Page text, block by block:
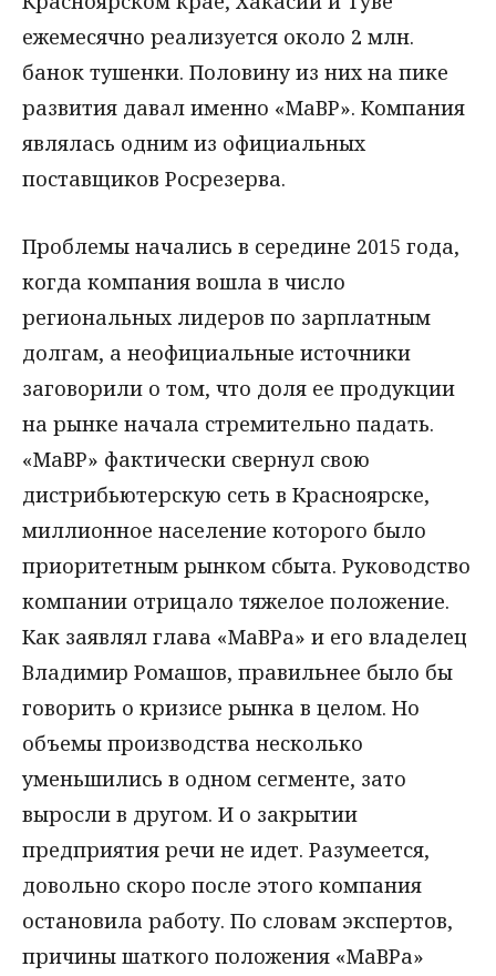
ежемесячно реализуется около 2 млн.
банок тушенки. Половину из них на пике
развития давал именно «МаВР». Компания
являлась одним из официальных
поставщиков Росрезерва.
Проблемы начались в середине 2015 года,
когда компания вошла в число
региональных лидеров по зарплатным
долгам, а неофициальные источники
заговорили о том, что доля ее продукции
на рынке начала стремительно падать.
«МаВР» фактически свернул свою
дистрибьютерскую сеть в Красноярске,
миллионное население которого было
приоритетным рынком сбыта. Руководство
компании отрицало тяжелое положение.
Как заявлял глава «МаВРа» и его владелец
Владимир Ромашов, правильнее было бы
говорить о кризисе рынка в целом. Но
объемы производства несколько
уменьшились в одном сегменте, зато
выросли в другом. И о закрытии
предприятия речи не идет. Разумеется,
довольно скоро после этого компания
остановила работу. По словам экспертов,
причины шаткого положения «МаВРа»